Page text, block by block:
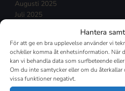
Hantera
För att ge en bra upplevelse använder vi
och/eller komma åt enhetsinformation. När
kan vi behandla data som surfbeteende
Om du inte samtycker eller om du
vissa funktioner negativt.
Augusti 2025
Juli 2025
Januari 2025
December 2024
November 2024
Oktober 2024